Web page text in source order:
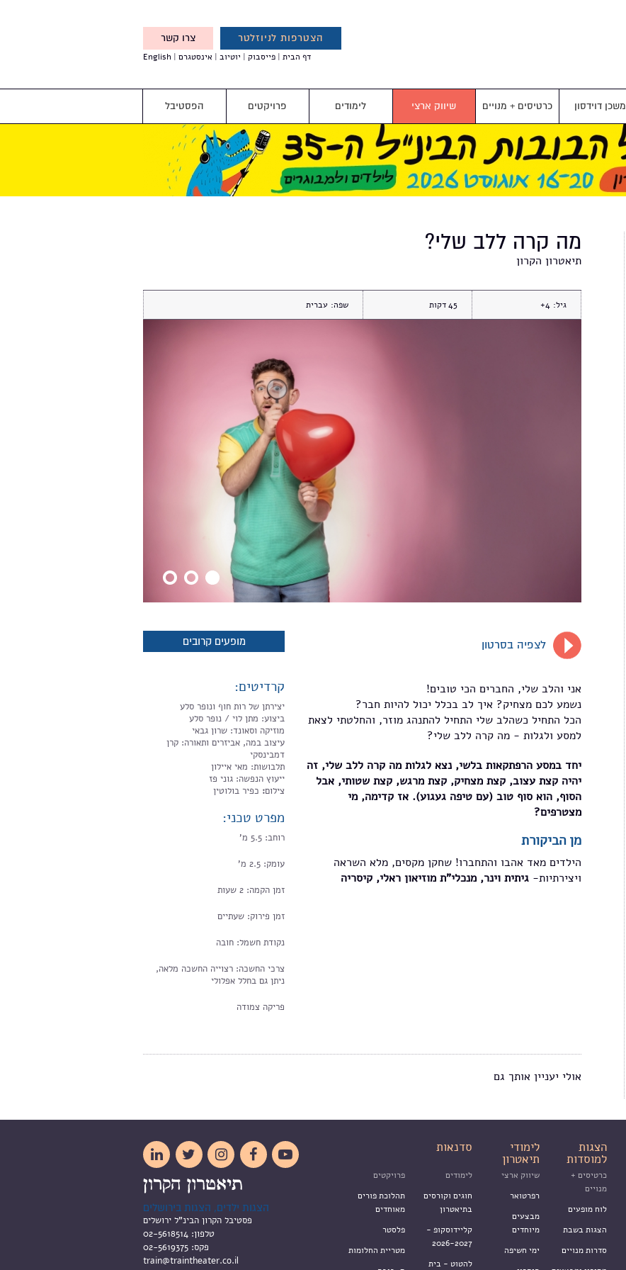
הצטרפות לניוזלטר צרו קשר
והטבות מיוחדות עבורך
דף הבית פייסבוק יוטיוב אינסטגרם English
משכן דוידסון כרטיסים + מנויים שיווק ארצי לימודים פרויקטים הפסטיבל
מה קרה ללב שלי?
תיאטרון הקרון
גיל: 4+
45 שפה: עברית
לצפיה בסרטון
אני והלב שלי, החברים הכי טובים!
נשמע לכם מצחיק? איך לב בכלל יכול להיות חבר?
הכל התחיל כשהלב שלי התחיל להתנהג מוזר, והחלטתי לצאת
למסע ולגלות - מה קרה ללב שלי?
יחד במסע הרפתקאות בלשי, נצא לגלות מה קרה ללב שלי, זה
יהיה קצת עצוב, קצת מצחיק, קצת מרגש, קצת שטותי, אבל
הסוף, הוא סוף טוב (עם טיפה געגוע). אז קדימה, מי
מצטרפים?
מן הביקורת
הילדים מאד אהבו והתחברו! שחקן מקסים, מלא השראה
ויצירתיות- גיתית וינר, מנכלי"ת מוזיאון ראלי, קיסריה
מופעים קרובים
קרדיטים:
יצירתן של רות חוף ונופר סלע
ביצוע: מתן לוי / נופר סלע
מוזיקה וסאונד: שרון גבאי
עיצוב במה, אביזרים ותאורה: קרן
דמבינסקי
תלבושות: מאי איילון
ייעוץ הנפשה: גוני פז
צילום: כפיר בולוטין
מפרט טכני:
רוחב: 5.5 מ'
עומק: 2.5 מ'
זמן הקמה: 2 שעות
זמן פירוק: שעתיים
נקודת חשמל: חובה
צרכי החשכה: רצוייה החשכה מלאה,
ניתן גם בחלל אפלולי
פריקה צמודה
אולי יעניין אותך גם
הצגות
למוסדות
לימודי
תיאטרון
סדנאות
כרטיסים +
מנויים
לוח מופעים
הצגות בשבת
סדרות מנויים
שיווק ארצי
רפרטואר
מבצעים
מיוחדים
ימי חשיפה
לימודים
חוגים וקורסים
בתיאטרון
קליידוסקופ -
2026-2027
להטוט - בית
פרויקטים
תהלוכת פורים
מאוחדים
פלסטר
מטריית החלומות





הצגות ילדים, הצגות בירושלים
פסטיבל הקרון הבינ"ל ירושלים
טלפון:
פקס:
train@traintheater.co.il